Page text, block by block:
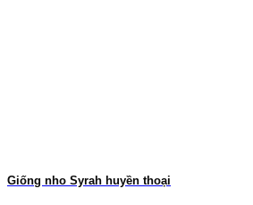
Giống nho Syrah huyền thoại